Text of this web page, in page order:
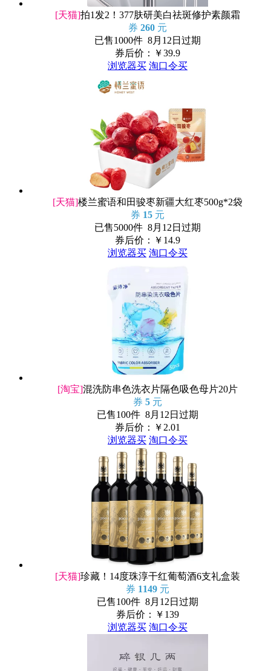
[天猫]拍1发2！377肤研美白祛斑修护素颜霜
券 260 元
已售1000件 8月12日过期
券后价：￥39.9
浏览器买 淘口令买
[天猫]楼兰蜜语和田骏枣新疆大红枣500g*2袋
券 15 元
已售5000件 8月12日过期
券后价：￥ 14.9
浏览器买 淘口令买
[淘宝]混洗防串色洗衣片隔色吸色母片20片
券 5 元
已售100件 8月12日过期
券后价：￥ 2.01
浏览器买 淘口令买
[天猫]珍藏！14度珠淳干红葡萄酒6支礼盒装
券 1149 元
已售100件 8月12日过期
券后价：￥ 139
浏览器买 淘口令买